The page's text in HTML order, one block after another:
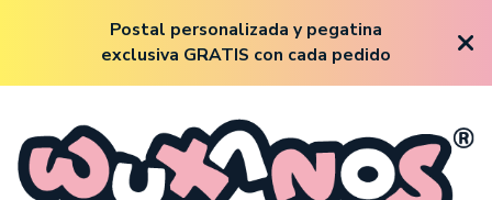
Postal personalizada y pegatina
exclusiva GRATIS con cada pedido